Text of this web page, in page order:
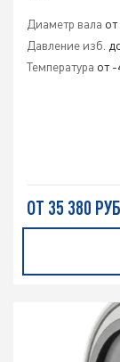
Диаметр вала
Давление изб.
Температура от -
ОТ 35 380